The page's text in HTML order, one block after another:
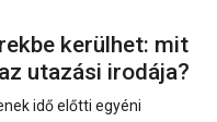
kerülhet: mit
utazási irodája?
idő előtti egyéni